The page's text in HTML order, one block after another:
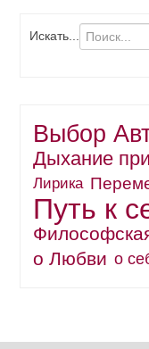
Искать...
Выбор
Дыхание
Лирика
Путь к
о Любви о